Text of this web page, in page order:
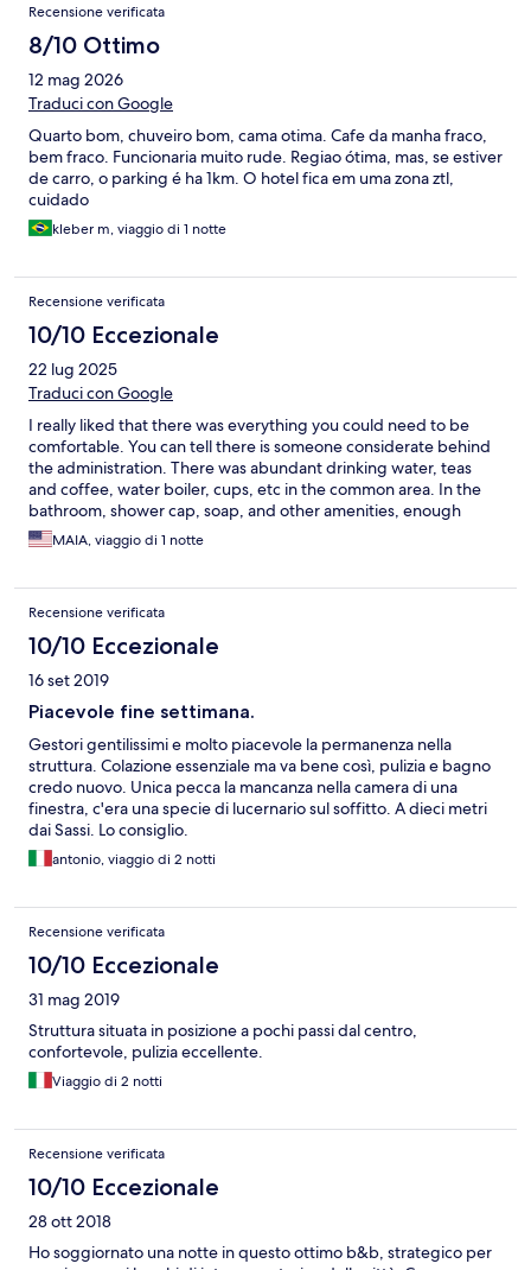
Recensione verificata
8/10 Ottimo
12 mag 2026
Traduci con Google
Quarto bom, chuveiro bom, cama otima. Cafe da manha fraco,
bem fraco. Funcionaria muito rude. Regiao ótima, mas, se estiver
de carro, o parking é ha 1km. O hotel fica em uma zona ztl,
cuidado
kleber m, viaggio di 1 notte
Recensione verificata
10/10 Eccezionale
22 lug 2025
Traduci con Google
I really liked that there was everything you could need to be
comfortable. You can tell there is someone considerate behind
the administration. There was abundant drinking water, teas
and coffee, water boiler, cups, etc in the common area. In the
bathroom, shower cap, soap, and other amenities, enough
towels for all the guests (this is not always the case). The family
room was great with two rooms and ac in each one. Wifi worked
appreciated, some eggs would have been nice. Great location
and easy affordable parking nearby. Thanks for a lovely stay,
would definitely return.
MAIA, viaggio di 1 notte
Recensione verificata
10/10 Eccezionale
16 set 2019
Piacevole fine settimana.
Gestori gentilissimi e molto piacevole la permanenza nella
struttura. Colazione essenziale ma va bene così, pulizia e bagno
credo nuovo. Unica pecca la mancanza nella camera di una
finestra, c'era una specie di lucernario sul soffitto. A dieci metri
dai Sassi. Lo consiglio.
antonio, viaggio di 2 notti
Recensione verificata
10/10 Eccezionale
31 mag 2019
Struttura situata in posizione a pochi passi dal centro,
confortevole, pulizia eccellente.
Viaggio di 2 notti
Recensione verificata
10/10 Eccezionale
28 ott 2018
Ho soggiornato una notte in questo ottimo b&b, strategico per